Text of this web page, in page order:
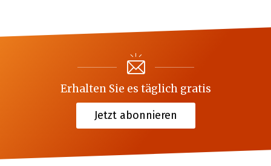
Erhalten Sie es täglich gratis
Jetzt abonnieren